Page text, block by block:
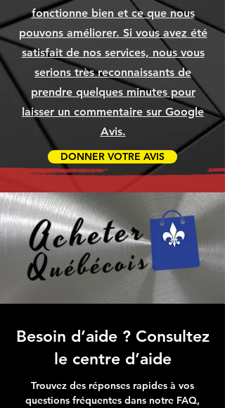
Ajouter au panier
Ajouter au panier
Ajouter au panier
Ajouter au panier
Prix
79,99 $
Ajouter au panier
Prix
79,99 $
Ajouter au panier
Ajouter au panier
Ajouter au panier
Prix
1 049,99 $
Ajouter au panier
Ajouter au panier
Ajouter au panier
Ajouter au panier
fonctionne bien et ce que nous
pouvons améliorer. Si vous avez été
satisfait de nos services, nous vous
serions très reconnaissants de
prendre quelques minutes pour
laisser un commentaire sur Google
Avis.
DONNER VOTRE AVIS
Besoin d’aide ? Consultez
le centre d’aide
Trouvez des réponses rapides à vos
questions fréquentes dans notre FAQ,